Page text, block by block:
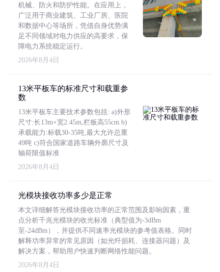
机械、防火和防护性能。在应用上，
广泛用于商业建筑、工业厂房、医院
和数据中心等场所，凭借自身优势满
足不同领域对电力供应的高要求，保
障电力系统稳定运行。
2026年8月4日
13米平板车的标准尺寸和载重参
数
13米平板车主要技术参数包括: a)外形
尺寸:长13m×宽2.45m,栏板高55cm b)
承载能力:标载30-35吨,最大允许总重
49吨 c)符合国家道路车辆外廓尺寸及
轴荷限值标准
2026年8月4日
光模块接收功率多少是正常
本文详细解答光模块接收功率的正常范围及影响因素，重
点分析千兆光模块的收光标准（典型值为-3dBm
至-24dBm），并提供不同速率光模块的参考值表格。同时
解释功率异常的常见原因（如光纤损耗、连接器问题）及
解决方案，帮助用户快速判断网络性能问题。
2026年8月4日